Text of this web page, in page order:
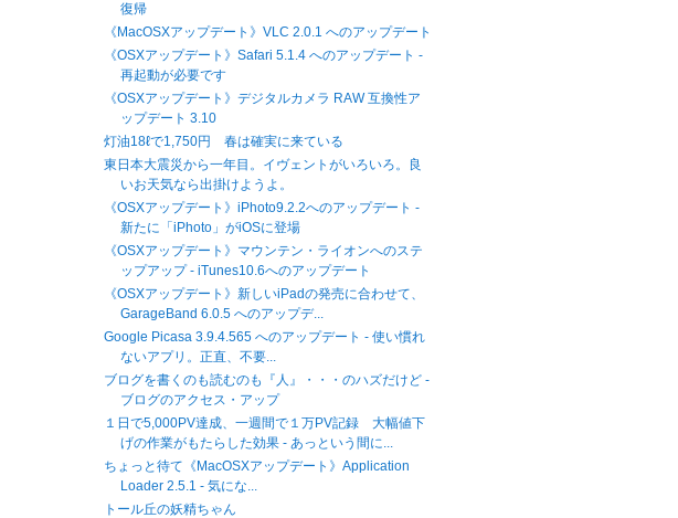
復帰
《MacOSXアップデート》VLC 2.0.1 へのアップデート
《OSXアップデート》Safari 5.1.4 へのアップデート -
再起動が必要です
《OSXアップデート》デジタルカメラ RAW 互換性ア
ップデート 3.10
灯油18ℓで1,750円 春は確実に来ている
東日本大震災から一年目。イヴェントがいろいろ。良
いお天気なら出掛けようよ。
《OSXアップデート》iPhoto9.2.2へのアップデート -
新たに「iPhoto」がiOSに登場
《OSXアップデート》マウンテン・ライオンへのステ
ップアップ - iTunes10.6へのアップデート
《OSXアップデート》新しいiPadの発売に合わせて、
GarageBand 6.0.5 へのアップデ...
Google Picasa 3.9.4.565 へのアップデート - 使い慣れ
ないアプリ。正直、不要...
ブログを書くのも読むのも『人』・・・のハズだけど -
ブログのアクセス・アップ
１日で5,000PV達成、一週間で１万PV記録 大幅値下
げの作業がもたらした効果 - あっという間に...
ちょっと待て《MacOSXアップデート》Application
Loader 2.5.1 - 気にな...
トール丘の妖精ちゃん